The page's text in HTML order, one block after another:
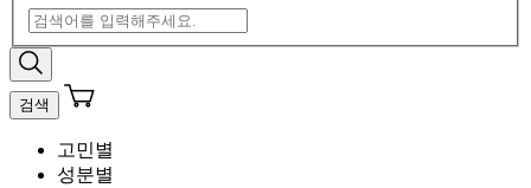
검색
고민별
성분별